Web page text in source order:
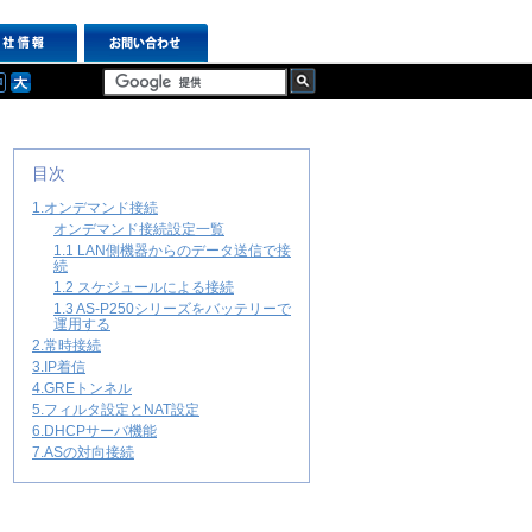
目次
1.オンデマンド接続
オンデマンド接続設定一覧
1.1 LAN側機器からのデータ送信で接
続
1.2 スケジュールによる接続
1.3 AS-P250シリーズをバッテリーで
運用する
2.常時接続
3.IP着信
4.GREトンネル
5.フィルタ設定とNAT設定
6.DHCPサーバ機能
7.ASの対向接続